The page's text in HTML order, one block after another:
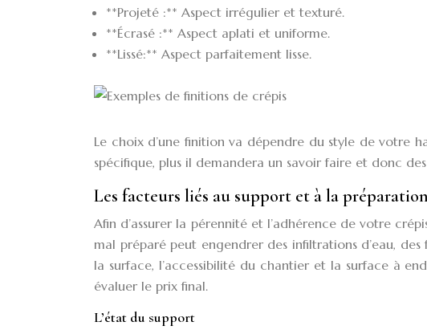
**Projeté :** Aspect irrégulier et texturé.
**Écrasé :** Aspect aplati et uniforme.
**Lissé:** Aspect parfaitement lisse.
Le choix d’une finition va dépendre du style de votre
spécifique, plus il demandera un savoir faire et donc
Les facteurs liés au support et à la
Afin d’assurer la pérennité et l’adhérence de votre
mal préparé peut engendrer des infiltrations d’eau,
la surface, l’accessibilité du chantier et la surface à
évaluer le prix final.
L’état du support